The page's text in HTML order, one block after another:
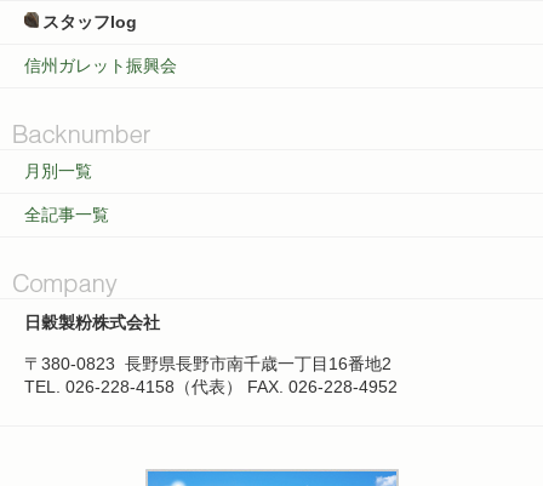
スタッフlog
信州ガレット振興会
月別一覧
全記事一覧
日穀製粉株式会社
〒380-0823 長野県長野市南千歳一丁目16番地2
TEL. 026-228-4158（代表）
FAX. 026-228-4952